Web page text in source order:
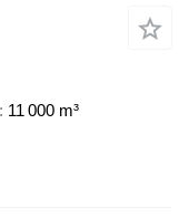
11 000 m³